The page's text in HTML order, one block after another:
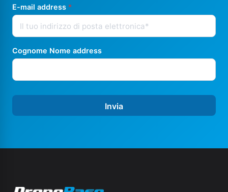
E-mail address *
Cognome Nome address
Invia